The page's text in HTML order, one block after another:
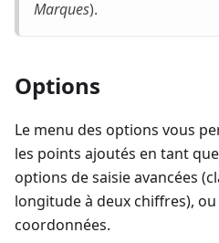
Marques).
Options
Le menu des options vous
les points ajoutés en tant
options de saisie avancées
longitude à deux chiffres),
coordonnées.